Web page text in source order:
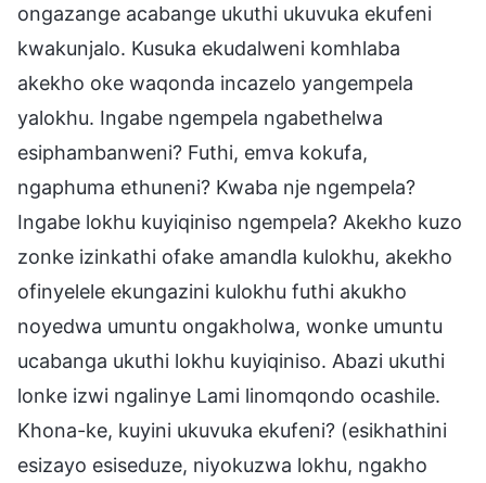
ongazange acabange ukuthi ukuvuka ekufeni
kwakunjalo. Kusuka ekudalweni komhlaba
akekho oke waqonda incazelo yangempela
yalokhu. Ingabe ngempela ngabethelwa
esiphambanweni? Futhi, emva kokufa,
ngaphuma ethuneni? Kwaba nje ngempela?
Ingabe lokhu kuyiqiniso ngempela? Akekho kuzo
zonke izinkathi ofake amandla kulokhu, akekho
ofinyelele ekungazini kulokhu futhi akukho
noyedwa umuntu ongakholwa, wonke umuntu
ucabanga ukuthi lokhu kuyiqiniso. Abazi ukuthi
lonke izwi ngalinye Lami linomqondo ocashile.
Khona-ke, kuyini ukuvuka ekufeni? (esikhathini
esizayo esiseduze, niyokuzwa lokhu, ngakho